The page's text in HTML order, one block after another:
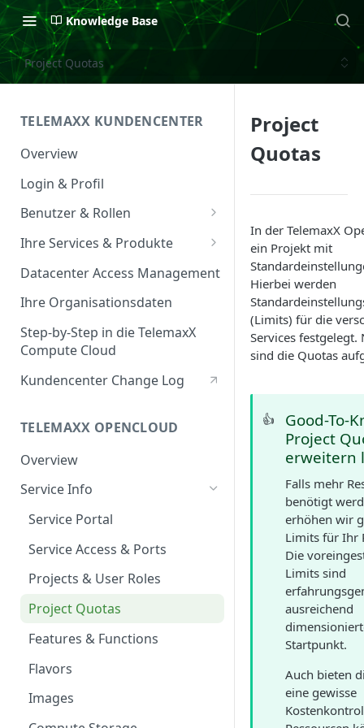
Knowledge Base
Project Quotas
TELEMAXX KUNDENCENTER
Overview
Login & Profil
Benutzer & Rollen
Benutzer verwalten
Rollen & Rechte
Ihre Services & Produkte
Services Overview
Service Management
Service & Vertrag
Ansprechpartner &
Berechtigte Personen
Datacenter Access Management
Ihre Organisationsdaten
Step-by-Step in die TelemaxX
Compute Cloud
Kundencenter Change Log
TELEMAXX OPENCLOUD
Overview
Service Info
Service Portal
Service Access & Ports
Projects & User Roles
Project Quotas
Features & Functions
Flavors
Images
Project
Quotas
In der TelemaxX
ein Projekt mit
Hierbei werden
(Limits) für die
Services festgelegt.
sind die Quotas
👍
Good-To-
Project
erweitern
Falls mehr
benötigt
erhöhen wir
Limits für Ihr
Die
Limits sind
ausreichend
Startpunkt.
Auch bieten
eine gewisse